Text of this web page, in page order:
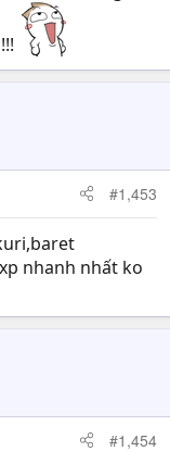
#1,453
nhanh nhất ko
#1,454